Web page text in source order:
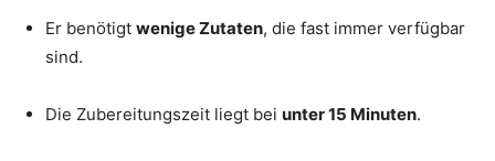
Er benötigt wenige Zutaten, die fast immer verfügbar
sind.
Die Zubereitungszeit liegt bei unter 15 Minuten.